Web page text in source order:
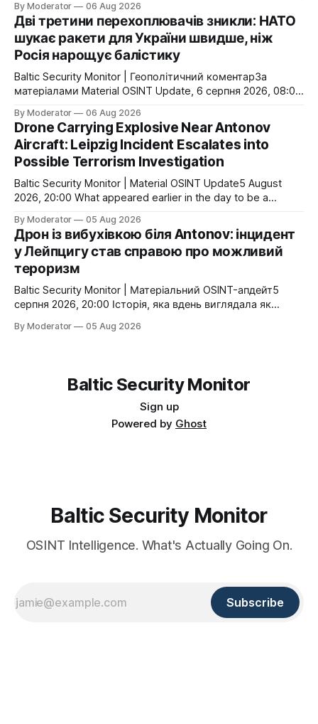
challenge for Ukraine was once the shortage of Patriot
systems, the critical bottleneck has now become the
interceptor missiles themselves. Even the world’
By Moderator 06 Aug 2026
Дві третини перехоплювачів зникли: НАТО
шукає ракети для України швидше, ніж
Росія нарощує балістику
Baltic Security Monitor | Геополітичний коментарЗа
матеріалами Material OSINT Update, 6 серпня 2026, 08:00
головною проблемою України була нестача систем
Patriot, то тепер дедалі очевидніше: критичним
ресурсом стають самі ракети-перехоплювачі. Навіть
найкраща батарея ППО втрачає цінність, коли пускові
установки залишаються без боєкомплекту.
By Moderator 06 Aug 2026
Drone Carrying Explosive Near Antonov
Aircraft: Leipzig Incident Escalates into
Possible Terrorism Investigation
Baltic Security Monitor | Material OSINT Update5 August
2026, 20:00 What appeared earlier in the day to be a
far more significant. German authorities have confirmed that
the drone discovered near the runway at Leipzig/Halle
Airport carried an explosive device. The
By Moderator 05 Aug 2026
Дрон із вибухівкою біля Antonov: інцидент
у Лейпцигу став справою про можливий
тероризм
Baltic Security Monitor | Матеріальний OSINT-апдейт5
серпня 2026, 20:00 Історія, яка вдень виглядала як
перейшла в іншу категорію. Німецька влада
вибуховий пристрій. Розслідування передано
підрозділам, що займаються тероризмом та
екстремізмом. Одночасно підтверджено ще один
By Moderator 05 Aug 2026
Baltic Security Monitor
Sign up
Powered by Ghost
Baltic Security Monitor
OSINT Intelligence. What's Actually Going On.
Subscribe